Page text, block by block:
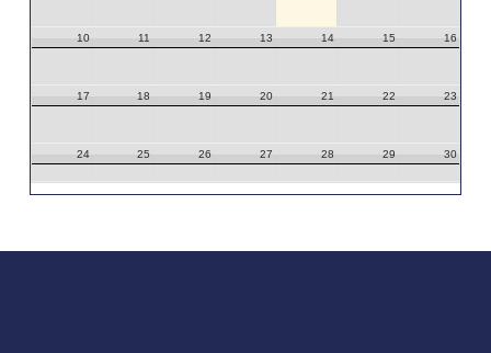
10 11 12 13 14 15 16
17 18 19 20 21 22 23
24 25 26 27 28 29 30